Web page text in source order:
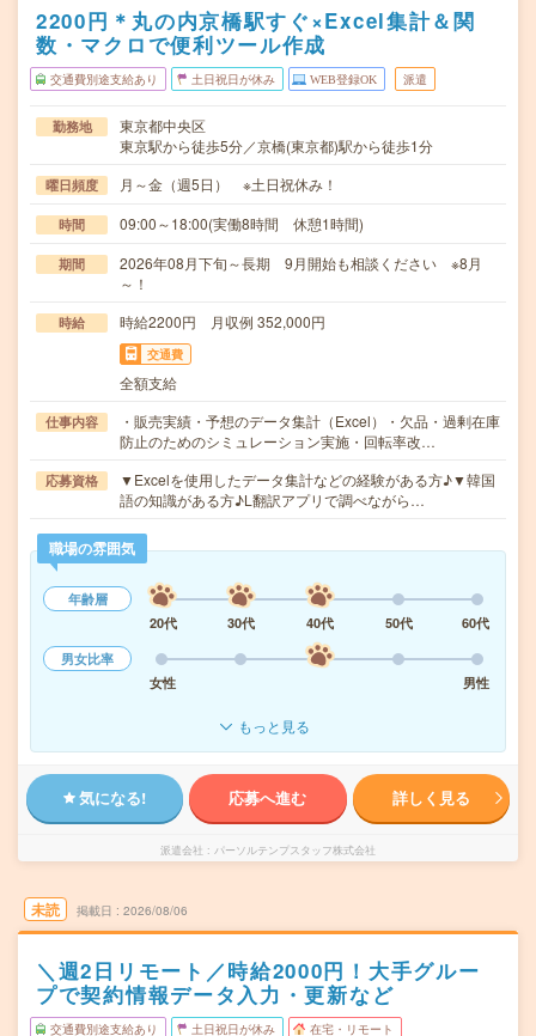
2200円＊丸の内京橋駅すぐ×Excel集計＆関
数・マクロで便利ツール作成
交通費別途支給あり 土日祝日が休み WEB登録OK 派遣
勤務地
東京都中央区
東京駅から徒歩5分／京橋(東京都)駅から徒歩1分
曜日頻度 月～金（週5日） ※土日祝休み！
時間 09:00～18:00(実働8時間 休憩1時間)
期間
2026年08月下旬～長期 9月開始も相談ください ※8月
～！
時給 時給2200円 月収例 352,000円
交通費
全額支給
仕事内容
・販売実績・予想のデータ集計（Excel）・欠品・過剰在庫
防止のためのシミュレーション実施・回転率改…
応募資格
▼Excelを使用したデータ集計などの経験がある方♪▼韓国
語の知識がある方♪L翻訳アプリで調べながら…
職場の雰囲気
年齢層
20代
30代 40代 50代
60代
男女比率
女性
男性
もっと見る
気になる! 応募へ進む 詳しく見る
派遣会社 パーソルテンプスタッフ株式会社
未読 掲載日 2026/08/06
＼週2日リモート／時給2000円！大手グルー
プで契約情報データ入力・更新など
交通費別途支給あり 土日祝日が休み 在宅・リモート